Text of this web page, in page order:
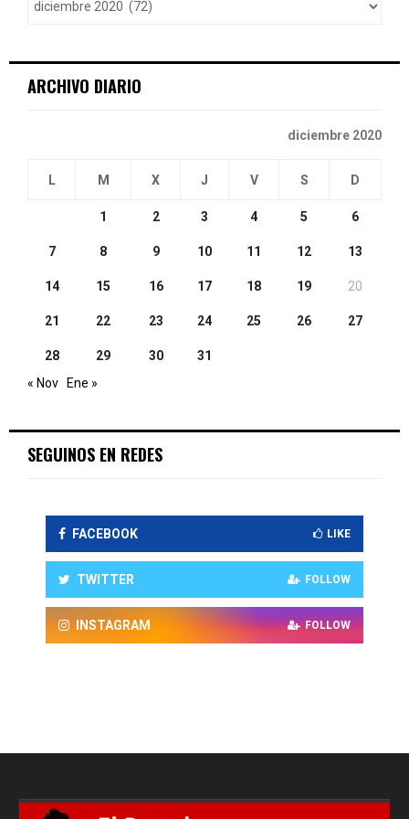
ARCHIVO DIARIO
diciembre 2020
L M X J V S D
1 2 3 4 5 6
7 8 9 10 11 12 13
14 15 16 17 18 19 20
21 22 23 24 25 26 27
28 29 30
31
« Nov
Ene »
SEGUINOS EN REDES
FACEBOOK LIKE
TWITTER FOLLOW
INSTAGRAM FOLLOW